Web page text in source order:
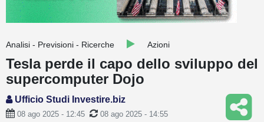
Education
Quotazioni
Conto IG
Guru Monitor
Analisi - Previsioni - Ricerche Azioni
Tesla perde il capo dello sviluppo del
supercomputer Dojo
Ufficio Studi Investire.biz
08 ago 2025 - 12:45 08 ago 2025 - 14:55